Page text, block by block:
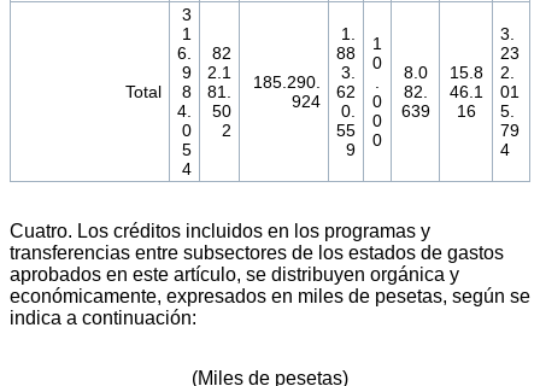
Total
3
1
6.
9
8
4.
0
5
4
82
2.1
81.
50
2
185.290.
924
1.
88
3.
62
0.
55
9
1
0
0
0
0
8.0
82.
639
15.8
46.1
16
3.
23
2.
01
5.
79
4
Cuatro. Los créditos incluidos en los programas y
transferencias entre subsectores de los estados de gastos
aprobados en este artículo, se distribuyen orgánica y
económicamente, expresados en miles de pesetas, según se
indica a continuación:
(Miles de pesetas)